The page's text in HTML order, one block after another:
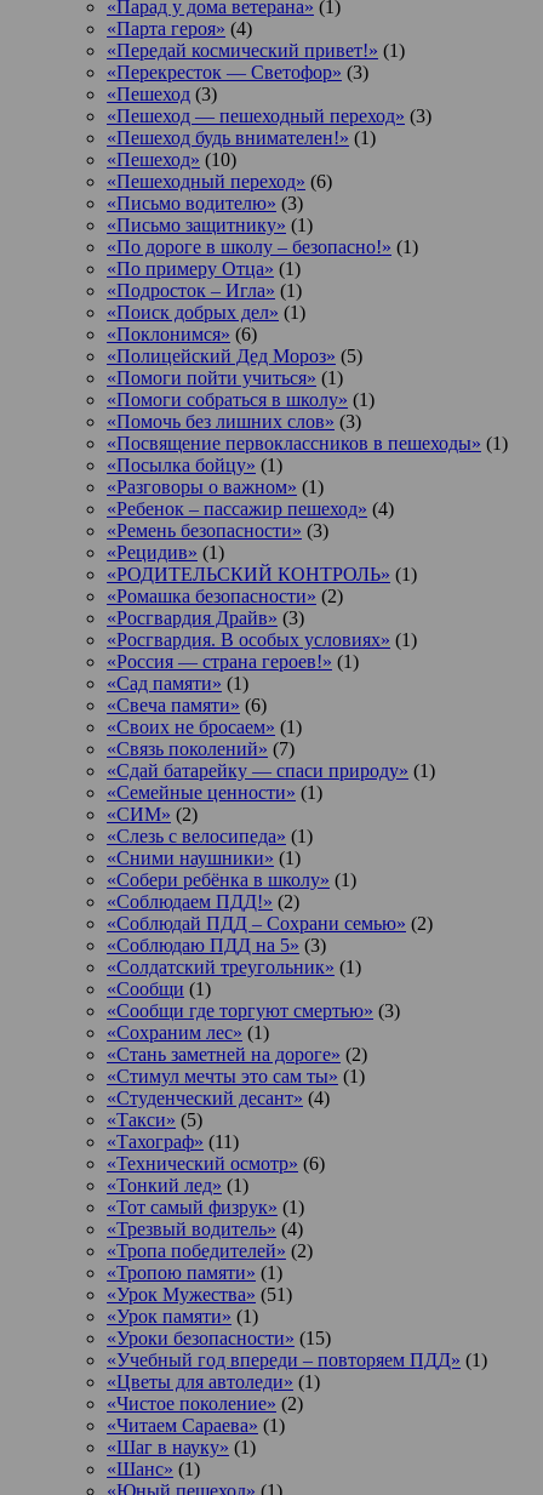
«Парад у дома ветерана» (1)
«Парта героя» (4)
«Передай космический привет!» (1)
«Перекресток — Светофор» (3)
«Пешеход (3)
«Пешеход — пешеходный переход» (3)
«Пешеход будь внимателен!» (1)
«Пешеход» (10)
«Пешеходный переход» (6)
«Письмо водителю» (3)
«Письмо защитнику» (1)
«По дороге в школу – безопасно!» (1)
«По примеру Отца» (1)
«Подросток ‒ Игла» (1)
«Поиск добрых дел» (1)
«Поклонимся» (6)
«Полицейский Дед Мороз» (5)
«Помоги пойти учиться» (1)
«Помоги собраться в школу» (1)
«Помочь без лишних слов» (3)
«Посвящение первоклассников в пешеходы» (1)
«Посылка бойцу» (1)
«Разговоры о важном» (1)
«Ребенок – пассажир пешеход» (4)
«Ремень безопасности» (3)
«Рецидив» (1)
«РОДИТЕЛЬСКИЙ КОНТРОЛЬ» (1)
«Ромашка безопасности» (2)
«Росгвардия Драйв» (3)
«Росгвардия. В особых условиях» (1)
«Россия — страна героев!» (1)
«Сад памяти» (1)
«Свеча памяти» (6)
«Своих не бросаем» (1)
«Связь поколений» (7)
«Сдай батарейку — спаси природу» (1)
«Семейные ценности» (1)
«СИМ» (2)
«Слезь с велосипеда» (1)
«Сними наушники» (1)
«Собери ребёнка в школу» (1)
«Соблюдаем ПДД!» (2)
«Соблюдай ПДД – Сохрани семью» (2)
«Соблюдаю ПДД на 5» (3)
«Солдатский треугольник» (1)
«Сообщи (1)
«Сообщи где торгуют смертью» (3)
«Сохраним лес» (1)
«Стань заметней на дороге» (2)
«Стимул мечты это сам ты» (1)
«Студенческий десант» (4)
«Такси» (5)
«Тахограф» (11)
«Технический осмотр» (6)
«Тонкий лед» (1)
«Тот самый физрук» (1)
«Трезвый водитель» (4)
«Тропа победителей» (2)
«Тропою памяти» (1)
«Урок Мужества» (51)
«Урок памяти» (1)
«Уроки безопасности» (15)
«Учебный год впереди – повторяем ПДД» (1)
«Цветы для автоледи» (1)
«Чистое поколение» (2)
«Читаем Сараева» (1)
«Шаг в науку» (1)
«Шанс» (1)
«Юный пешеход» (1)